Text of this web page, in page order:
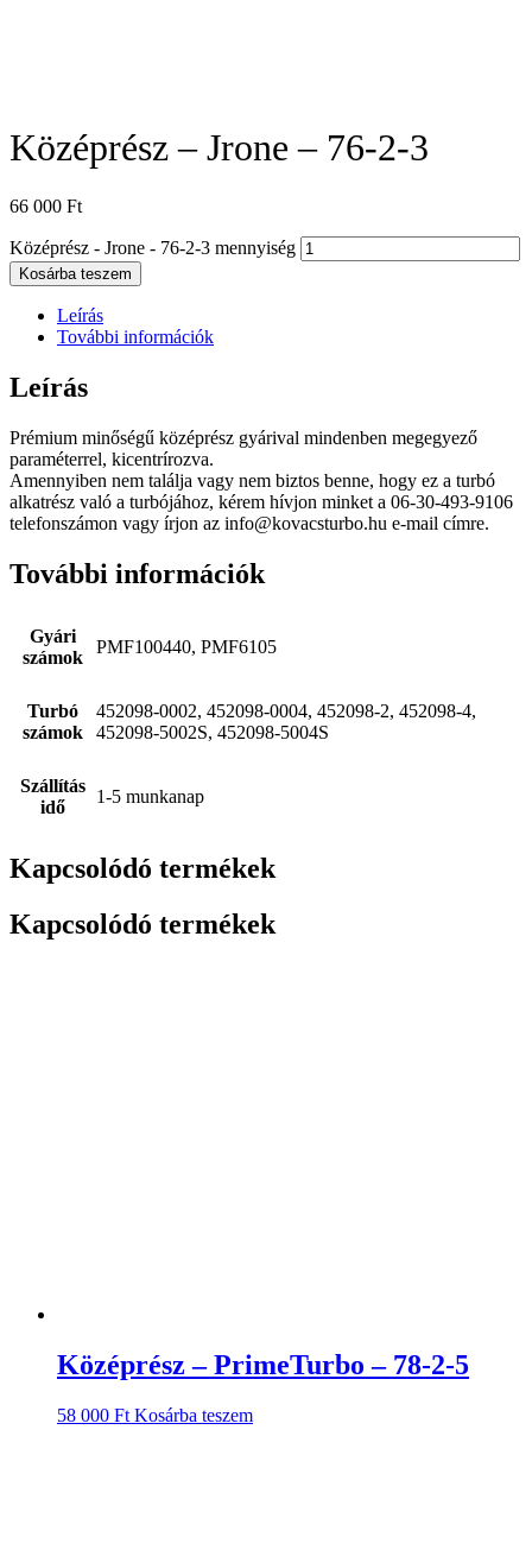
Középrész – Jrone – 76-2-3
66 000 Ft
Középrész - Jrone - 76-2-3 mennyiség
Kosárba teszem
Leírás
További információk
Leírás
Prémium minőségű középrész gyárival mindenben megegyező
paraméterrel, kicentrírozva.
Amennyiben nem találja vagy nem biztos benne, hogy ez a turbó
alkatrész való a turbójához, kérem hívjon minket a 06-30-493-9106
telefonszámon vagy írjon az info@kovacsturbo.hu e-mail címre.
További információk
Gyári
számok
PMF100440, PMF6105
Turbó
számok
452098-0002, 452098-0004, 452098-2, 452098-4,
452098-5002S, 452098-5004S
Szállítás
idő
1-5 munkanap
Kapcsolódó termékek
Kapcsolódó termékek
Középrész – PrimeTurbo – 78-2-5
58 000 Ft Kosárba teszem